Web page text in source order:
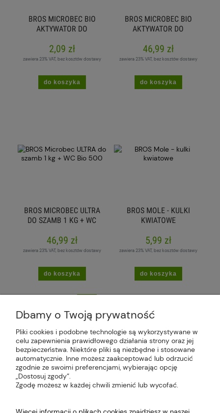
BROS MICROBEC BIO
AKTYWATOR DO
OCZYSZCZALNI 35G
2,09 zł
zawiera 23% VAT, bez kosztów dostawy
do koszyka
BROS MICROBEC BIO
AKTYWATOR DO
OCZYSZCZALNI
ŚCIEKÓW 1,2 KG
46,99 zł
zawiera 23% VAT, bez kosztów dostawy
do koszyka
BROS MICROBEC ULTRA
DO SZAMB 1 KG + WC
46,99 zł
zawiera 23% VAT, bez kosztów dostawy
do koszyka
BROS MOLE - KULKI
KWIATOWE
5,99 zł
zawiera 23% VAT, bez kosztów dostawy
do koszyka
Plus Market Sp. z o.o. | Zakręcie 2K, 22-300
Krasnystaw, woj. lubelskie | sklep@plus-market.pl
| tel: 607 770 953 | NIP: 5170405164
Dbamy o Twoją prywatność
Pliki cookies i podobne technologie są wykorzystywane w
celu zapewnienia prawidłowego działania strony oraz jej
bezpieczeństwa. Niektóre pliki są niezbędne i stosowane
automatycznie. Inne możesz zaakceptować lub odrzucić
zgodnie ze swoimi preferencjami, wybierając opcję
„Dostosuj zgody”.
Zgodę możesz w każdej chwili zmienić lub wycofać.